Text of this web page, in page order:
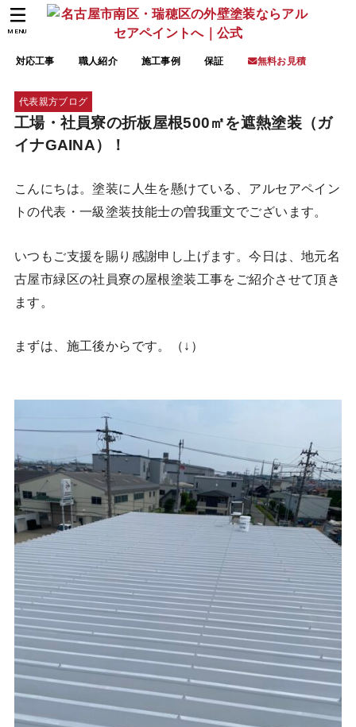
対応工事 職人紹介 施工事例 保証 無料お見積
MENU
代表親方ブログ
工場・社員寮の折板屋根500㎡を遮熱塗装（ガ
イナGAINA）！
こんにちは。塗装に人生を懸けている、アルセアペイン
トの代表・一級塗装技能士の曽我重文でございます。
いつもご支援を賜り感謝申し上げます。今日は、地元名
古屋市緑区の社員寮の屋根塗装工事をご紹介させて頂き
ます。
まずは、施工後からです。（↓）